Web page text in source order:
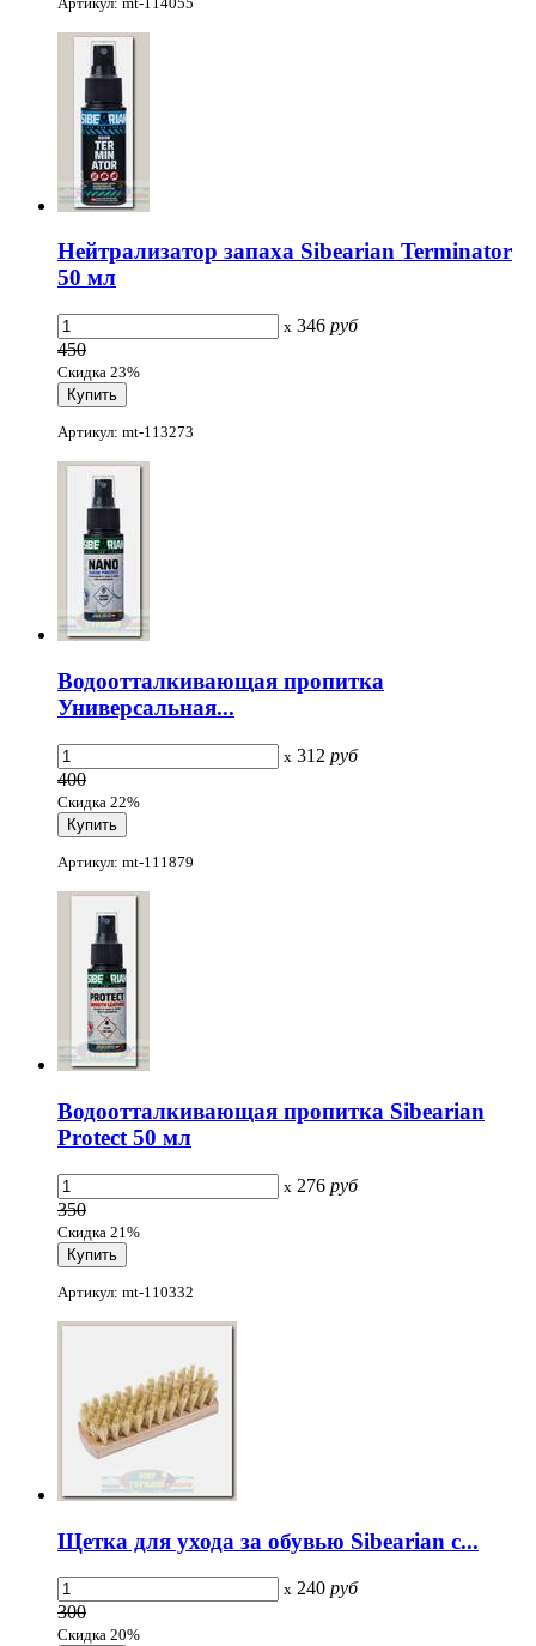
Нейтрализатор запаха Sibearian Terminator
50 мл
x 346 руб
450
Скидка 23%
Артикул: mt-113273
Водоотталкивающая пропитка
Универсальная...
x 312 руб
400
Скидка 22%
Артикул: mt-111879
Водоотталкивающая пропитка Sibearian
Protect 50 мл
x 276 руб
350
Скидка 21%
Артикул: mt-110332
Щетка для ухода за обувью Sibearian с...
x 240 руб
300
Скидка 20%